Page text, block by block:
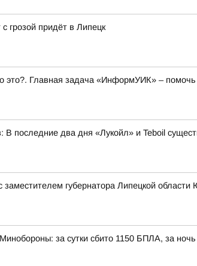
грозой придёт в Липецк
это?. Главная задача «ИнформУИК» –
В последние два дня «Лукойл» и Teboil
заместителем губернатора Липецкой
за сутки сбито 1150 БПЛА, за